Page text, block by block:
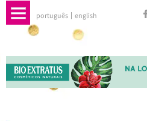
português english